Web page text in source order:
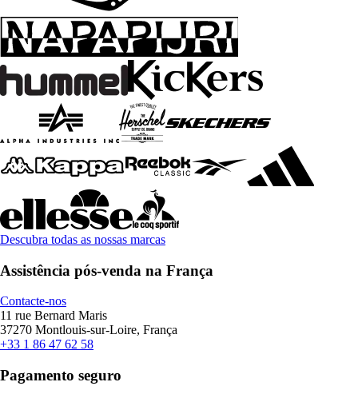
Descubra todas as nossas marcas
Assistência pós-venda na França
Contacte-nos
11 rue Bernard Maris
37270 Montlouis-sur-Loire, França
+33 1 86 47 62 58
Pagamento seguro